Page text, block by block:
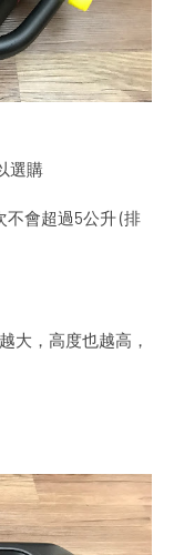
選購
會超過5公升 (排
大，高度也越高，